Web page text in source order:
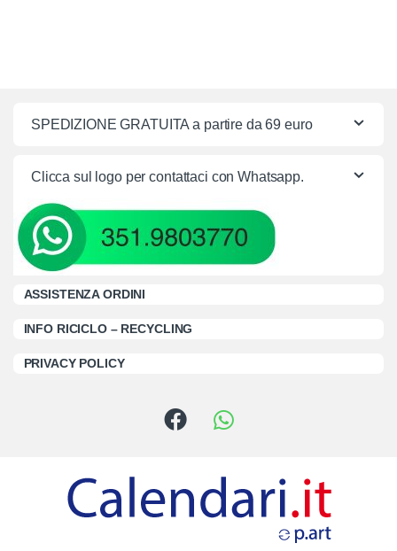
SPEDIZIONE GRATUITA a partire da 69 euro
Clicca sul logo per contattaci con Whatsapp.
ASSISTENZA ORDINI
INFO RICICLO – RECYCLING
PRIVACY POLICY